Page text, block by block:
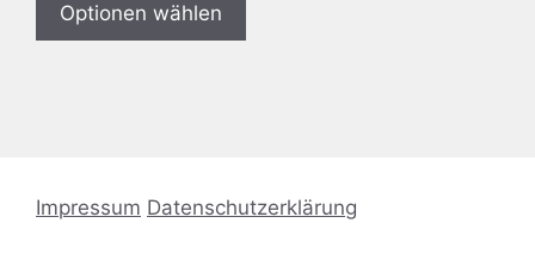
Optionen wählen
Impressum Datenschutzerklärung